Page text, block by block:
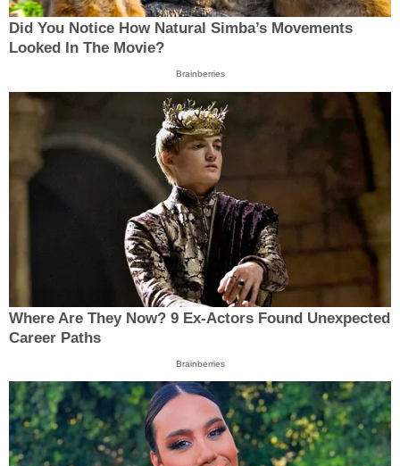
Did You Notice How Natural Simba’s Movements
Looked In The Movie?
Brainberries
Where Are They Now? 9 Ex-Actors Found Unexpected
Career Paths
Brainberries